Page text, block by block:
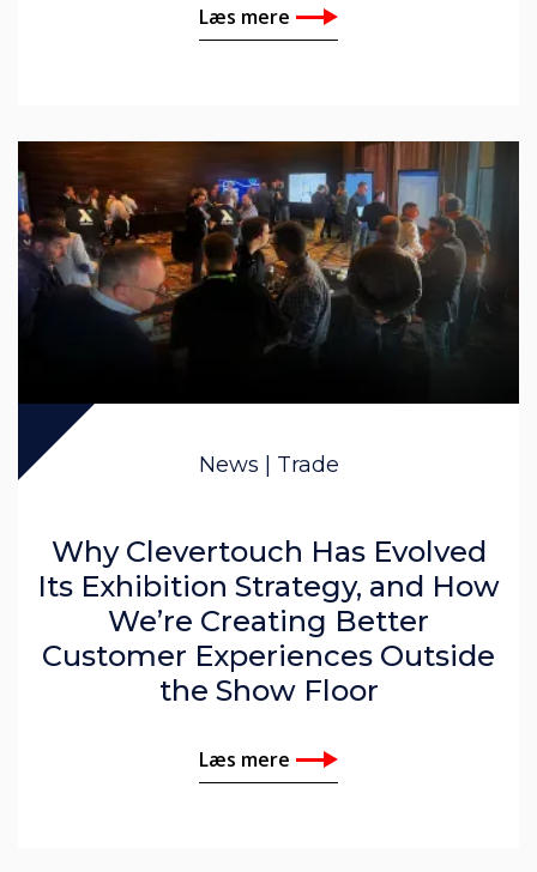
Læs mere
News | Trade
Why Clevertouch Has Evolved
Its Exhibition Strategy, and How
We’re Creating Better
Customer Experiences Outside
the Show Floor
Læs mere